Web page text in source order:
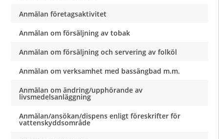
Anmälan företagsaktivitet
Anmälan om försäljning av tobak
Anmälan om försäljning och servering av folköl
Anmälan om verksamhet med bassängbad m.m.
Anmälan om ändring/upphörande av
livsmedelsanläggning
Anmälan/ansökan/dispens enligt föreskrifter för
vattenskyddsområde